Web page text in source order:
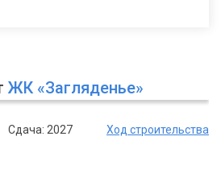
ЖК «Загляденье»
Сдача: 2027 Ход строительства